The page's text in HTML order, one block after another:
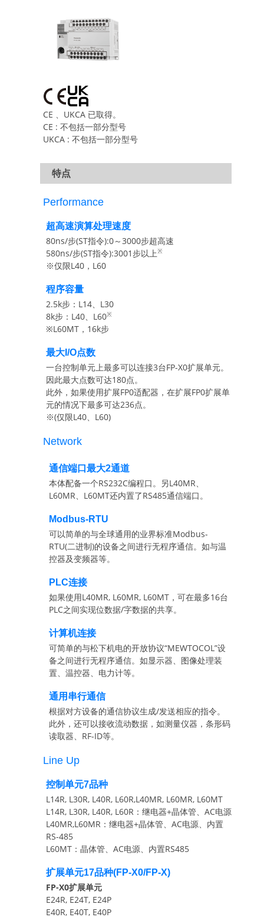
CE 、UKCA 已取得。
CE : 不包括一部分型号
UKCA : 不包括一部分型号
特点
Performance
超高速演算处理速度
80ns/步(ST指令):0～3000步超高速
580ns/步(ST指令):3001步以上※
※仅限L40，L60
程序容量
2.5k步：L14、L30
8k步：L40、L60※
※L60MT，16k步
最大I/O点数
一台控制单元上最多可以连接3台FP-X0扩展单元。
因此最大点数可达180点。
此外，如果使用扩展FP0适配器，在扩展FP0扩展单
元的情况下最多可达236点。
※(仅限L40、L60)
Network
通信端口最大2通道
本体配备一个RS232C编程口。另L40MR、
L60MR、L60MT还内置了RS485通信端口。
Modbus-RTU
可以简单的与全球通用的业界标准Modbus-
RTU(二进制)的设备之间进行无程序通信。如与温
控器及变频器等。
PLC连接
如果使用L40MR, L60MR, L60MT，可在最多16台
PLC之间实现位数据/字数据的共享。
计算机连接
可简单的与松下机电的开放协议“MEWTOCOL”设
备之间进行无程序通信。如显示器、图像处理装
置、温控器、电力计等。
通用串行通信
根据对方设备的通信协议生成/发送相应的指令。
此外，还可以接收流动数据，如测量仪器，条形码
读取器、RF-ID等。
Line Up
控制单元7品种
L14R, L30R, L40R, L60R,L40MR, L60MR, L60MT
L14R, L30R, L40R, L60R：继电器+晶体管、AC电源
L40MR,L60MR：继电器+晶体管、AC电源、内置
RS-485
L60MT：晶体管、AC电源、内置RS485
扩展单元17品种(FP-X0/FP-X)
FP-X0扩展单元
E24R, E24T, E24P
E40R, E40T, E40P